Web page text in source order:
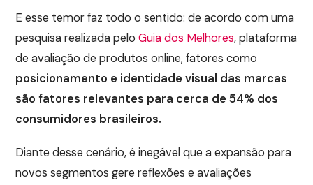
E esse temor faz todo o sentido: de acordo com uma
pesquisa realizada peloGuia dos Melhores, plataforma
de avaliação de produtos online, fatores como
posicionamento e identidade visual das marcas
são fatores relevantes para cerca de 54% dos
consumidores brasileiros.
Diante desse cenário, é inegável que a expansão para
novos segmentos gere reflexões e avaliações